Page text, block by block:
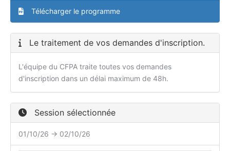
Télécharger le programme
Le traitement de vos demandes d'inscription.
L'équipe du CFPA traite toutes vos demandes
d'inscription dans un délai maximum de 48h.
Session sélectionnée
01/10/26 → 02/10/26